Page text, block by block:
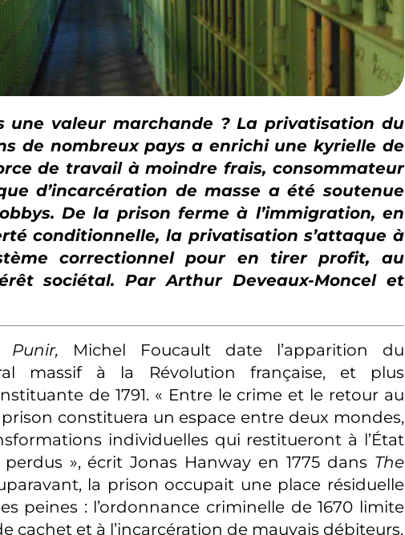
une valeur marchande ? La privatisation du
de nombreux pays a enrichi une kyrielle de
de travail à moindre frais, consommateur
d’incarcération de masse a été soutenue
De la prison ferme à l’immigration, en
conditionnelle, la privatisation s’attaque à
correctionnel pour en tirer profit, au
sociétal. Par Arthur Deveaux-Moncel et
Punir, Michel Foucault date l’apparition du
massif à la Révolution française, et plus
de 1791. « Entre le crime et le retour au
constituera un espace entre deux mondes,
individuelles qui restitueront à l’État
perdus », écrit Jonas Hanway en 1775 dans The
la prison occupait une place résiduelle
peines : l’ordonnance criminelle de 1670 limite
cachet et à l’incarcération de mauvais débiteurs.